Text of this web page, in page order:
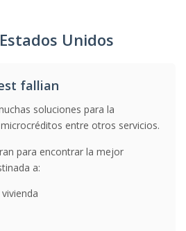
Unidos
fallian
soluciones para la
entre otros servicios.
para encontrar la mejor
a: